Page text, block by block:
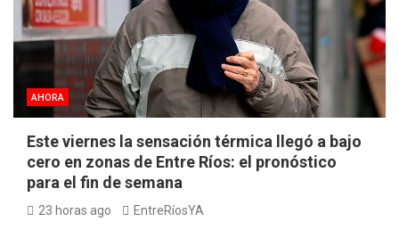
AHORA
Este viernes la sensación térmica llegó a bajo
cero en zonas de Entre Ríos: el pronóstico
para el fin de semana
23 horas ago EntreRíosYA